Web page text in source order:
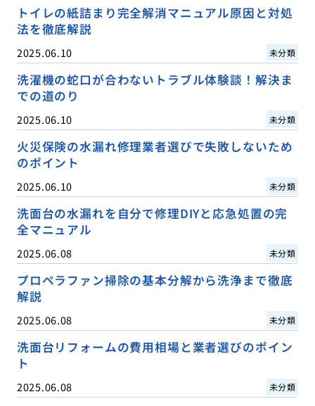
トイレの紙詰まり完全解消マニュアル原因と対処
法を徹底解説
2025.06.10 未分類
洗濯機の蛇口が合わないトラブル体験談！解決ま
での道のり
2025.06.10 未分類
火災保険の水漏れ修理業者選びで失敗しないため
のポイント
2025.06.10 未分類
洗面台の水漏れを自分で修理DIYと応急処置の完
全マニュアル
2025.06.08 未分類
プロペラファン掃除の基本分解から洗浄まで徹底
解説
2025.06.08 未分類
洗面台リフォームの費用相場と業者選びのポイン
ト
2025.06.08 未分類